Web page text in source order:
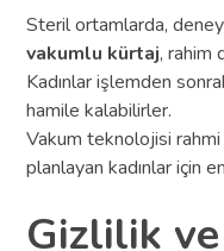
Steril ortamlarda,
vakumlu kürtaj, rahim
Kadınlar işlemden
hamile kalabilirler.
Vakum teknolojisi
planlayan kadınlar için
Gizlilik